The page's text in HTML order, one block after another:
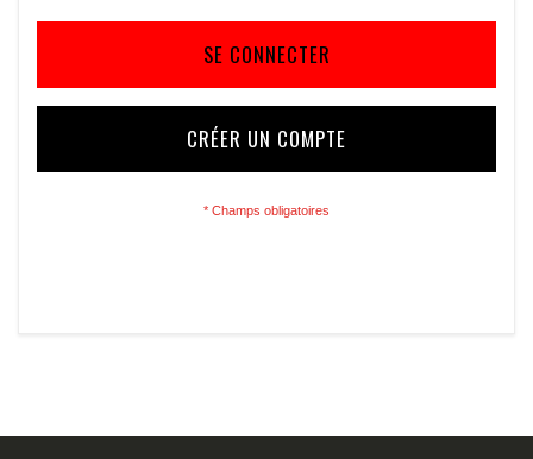
SE CONNECTER
CRÉER UN COMPTE